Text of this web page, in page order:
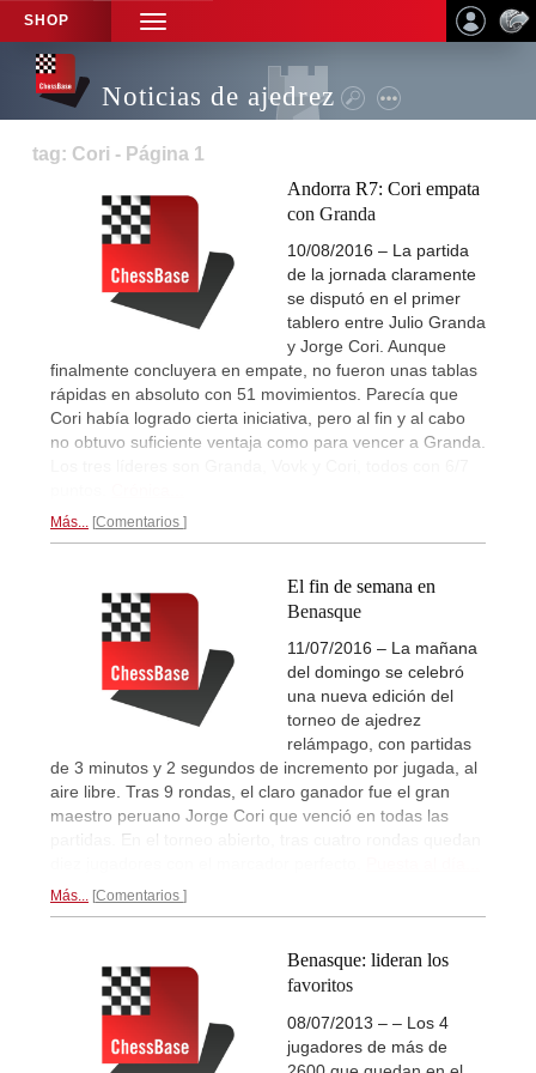
SHOP
TOGGLE
NAVIGATION
Noticias de ajedrez
tag: Cori - Página 1
Andorra R7: Cori empata
con Granda
10/08/2016 – La partida
de la jornada claramente
se disputó en el primer
tablero entre Julio Granda
y Jorge Cori. Aunque
finalmente concluyera en empate, no fueron unas tablas
rápidas en absoluto con 51 movimientos. Parecía que
Cori había logrado cierta iniciativa, pero al fin y al cabo
no obtuvo suficiente ventaja como para vencer a Granda.
Más... Comentarios
El fin de semana en
Benasque
11/07/2016 – La mañana
del domingo se celebró
una nueva edición del
torneo de ajedrez
relámpago, con partidas
de 3 minutos y 2 segundos de incremento por jugada, al
aire libre. Tras 9 rondas, el claro ganador fue el gran
maestro peruano Jorge Cori que venció en todas las
partidas. En el torneo abierto, tras cuatro rondas quedan
Más... Comentarios
Benasque: lideran los
favoritos
08/07/2013 – – Los 4
jugadores de más de